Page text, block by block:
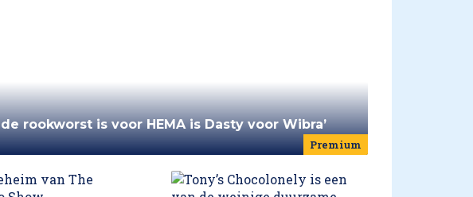
Premium
de rookworst is voor HEMA is Dasty voor Wibra’